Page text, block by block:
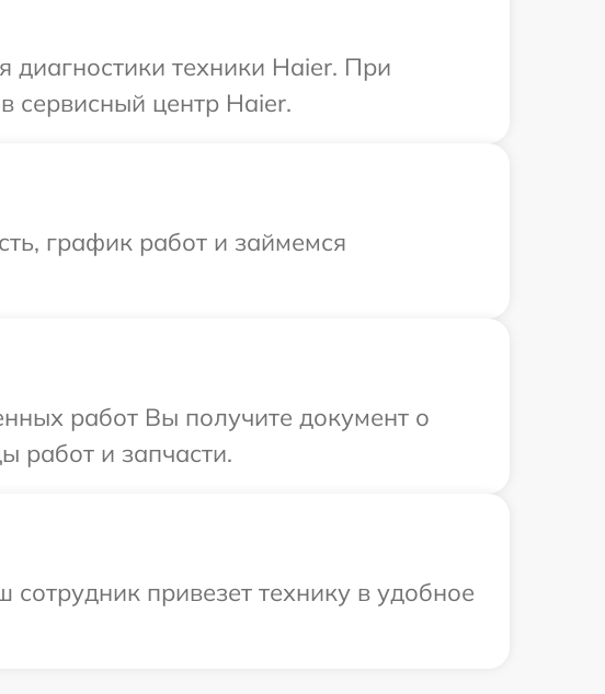
техники Haier. При
сервисный центр Haier.
график работ и займемся
работ Вы получите документ о
работ и запчасти.
привезет технику в удобное